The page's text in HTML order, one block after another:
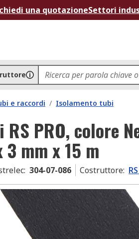
una quotazioneSettori
e raccordi / Isolamento tubi
PRO, colore
mm x 15 m
: 304-07-086 Costruttore: